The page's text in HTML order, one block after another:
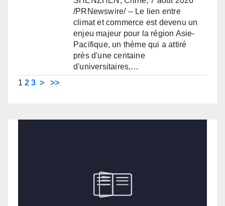
/PRNewswire/ -- Le lien entre
climat et commerce est devenu un
enjeu majeur pour la région Asie-
Pacifique, un thème qui a attiré
près d'une centaine
d'universitaires,…
1 2 3 > >>